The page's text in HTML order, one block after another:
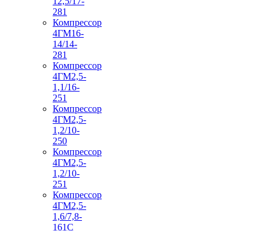
281
Компрессор
4ГМ16-
14/14-
281
Компрессор
4ГМ2,5-
1,1/16-
251
Компрессор
4ГМ2,5-
1,2/10-
250
Компрессор
4ГМ2,5-
1,2/10-
251
Компрессор
4ГМ2,5-
1,6/7,8-
161С